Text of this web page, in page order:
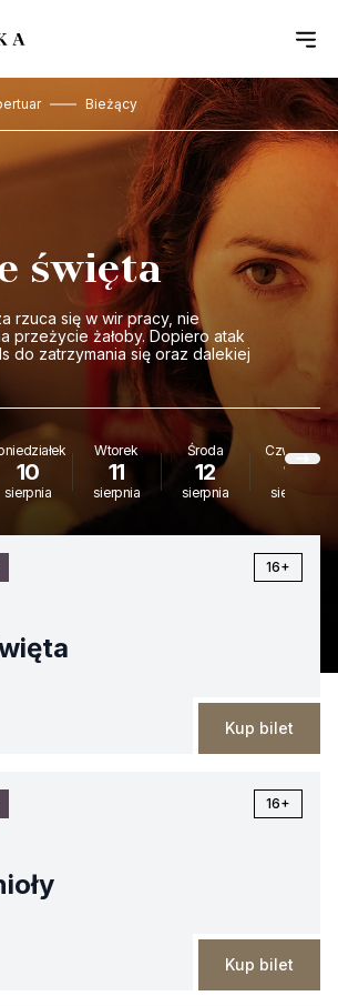
Bieżący
święta
rzuca się w wir pracy, nie
przeżycie żałoby. Dopiero atak
do zatrzymania się oraz dalekiej
10
sierpnia
Wtorek
11
sierpnia
Środa
12
sierpnia
Czwartek
13
sierpnia
16+
Kup bilet
16+
Kup bilet